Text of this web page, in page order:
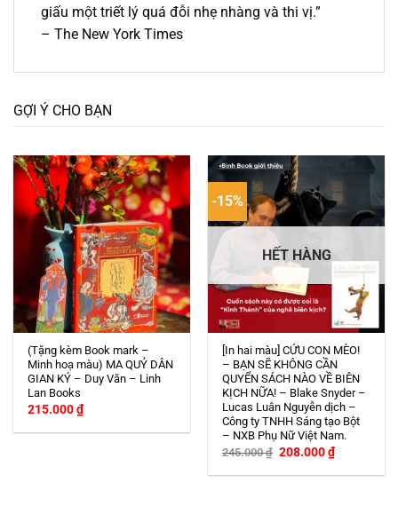
giấu một triết lý quá đỗi nhẹ nhàng và thi vị.”
– The New York Times
GỢI Ý CHO BẠN
(Tặng kèm Book mark –
Minh hoạ màu) MA QUỶ DÂN
GIAN KÝ – Duy Văn – Linh
Lan Books
215.000₫
-15%
HẾT HÀNG
[In hai màu] CỨU CON MÈO!
– BẠN SẼ KHÔNG CẦN
QUYỂN SÁCH NÀO VỀ BIÊN
KỊCH NỮA! – Blake Snyder –
Lucas Luân Nguyễn dịch –
Công ty TNHH Sáng tạo Bột
– NXB Phụ Nữ Việt Nam.
245.000₫ Giá
là:
208.000₫Giá
hiện
tại